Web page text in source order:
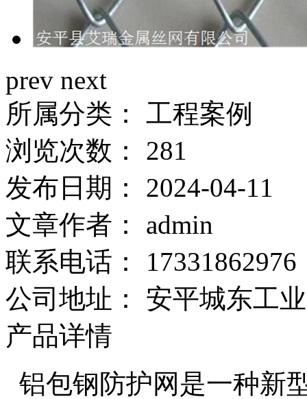
prev next
所属分类：
工程案例
浏览次数：
281
发布日期：
2024-04-11
文章作者：
admin
联系电话：
17331862976
公司地址：
安平城东工
产品详情
铝包钢防护网是一种新